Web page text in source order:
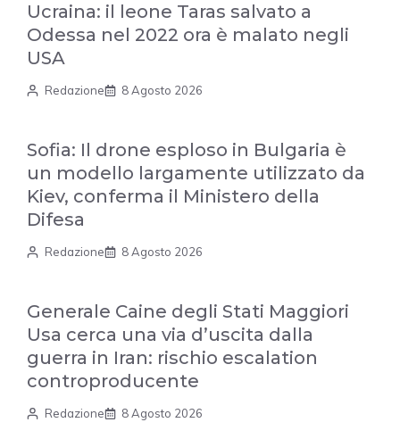
Ucraina: il leone Taras salvato a
Odessa nel 2022 ora è malato negli
USA
Redazione 8 Agosto 2026
Sofia: Il drone esploso in Bulgaria è
un modello largamente utilizzato da
Kiev, conferma il Ministero della
Difesa
Redazione 8 Agosto 2026
Generale Caine degli Stati Maggiori
Usa cerca una via d’uscita dalla
guerra in Iran: rischio escalation
controproducente
Redazione 8 Agosto 2026